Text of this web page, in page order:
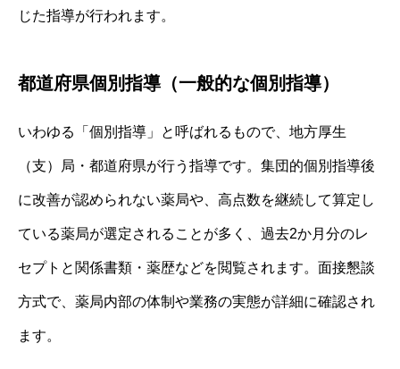
じた指導が行われます。
都道府県個別指導（一般的な個別指導）
いわゆる「個別指導」と呼ばれるもので、地方厚生
（支）局・都道府県が行う指導です。集団的個別指導後
に改善が認められない薬局や、高点数を継続して算定し
ている薬局が選定されることが多く、過去2か月分のレ
セプトと関係書類・薬歴などを閲覧されます。面接懇談
方式で、薬局内部の体制や業務の実態が詳細に確認され
ます。